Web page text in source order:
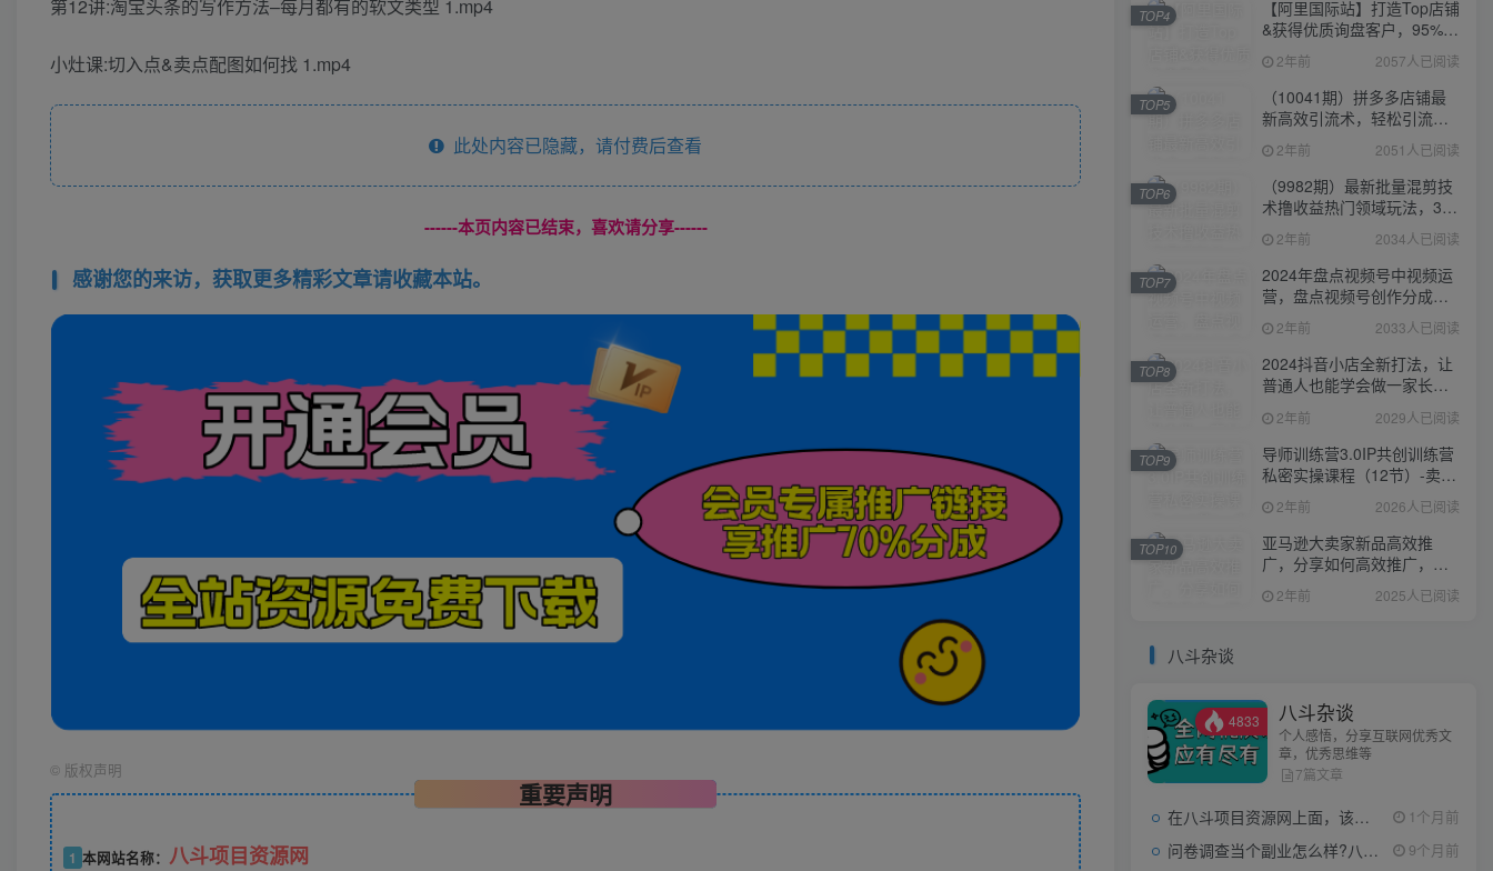
第12讲:淘宝头条的写作方法–每月都有的软文类型 1.mp4
小灶课:切入点&卖点配图如何找 1.mp4
此处内容已隐藏，请付费后查看
------本页内容已结束，喜欢请分享------
感谢您的来访，获取更多精彩文章请收藏本站。
© 版权声明
重要声明
1 本网站名称： 八斗项目资源网
【阿里国际站】打造Top店铺
&获得优质询盘客户，​95%的
国际站讲师不会说的运营技
巧 2年前 2057人已阅读
TOP4
（10041期）拼多多店铺最
新高效引流术，轻松引流
400+创业粉，精准日变现五
位数！
2年前 2051人已阅读
TOP5
（9982期）最新批量混剪技
术撸收益热门领域玩法，3分
钟一条原创视频，轻松日入
1000＋
2年前 2034人已阅读
TOP6
2024年盘点视频号中视频运
营，盘点视频号创作分成计
划，快速过原创日入300+
2年前 2033人已阅读
TOP7
2024抖音小店全新打法，让
普通人也能学会做一家长久
稳定赚钱的抖店
2年前 2029人已阅读
TOP8
导师训练营3.0IP共创训练营
私密实操课程（12节）-卖项
目的密码成功秘诀
2年前 2026人已阅读
TOP9
亚马逊大卖家新品高效推
广，分享如何高效推广，打
造百万美金爆款单品
2年前 2025人已阅读
TOP10
八斗杂谈
4833 八斗杂谈
个人感悟，分享互联网优秀文
章，优秀思维等
7篇文章
在八斗项目资源网上面，该看什么类型的赚钱项目 1个月前
问卷调查当个副业怎么样?八斗告诉你 9个月前